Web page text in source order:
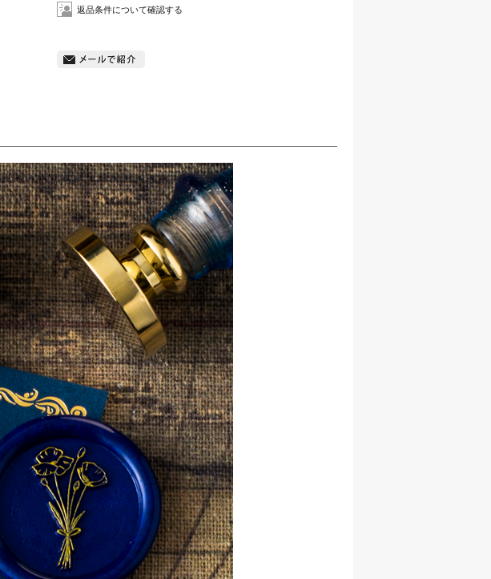
返品条件について確認する